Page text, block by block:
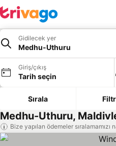
Gidilecek yer
Medhu-Uthuru
Giriş/çıkış
Tarih seçin
Sırala
Medhu-Uthuru,
Bize yapılan ödemeler sıralamamızı